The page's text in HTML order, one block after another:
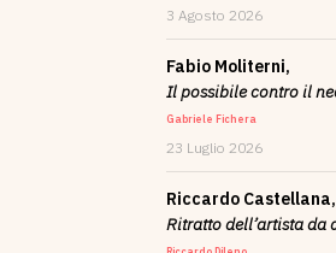
3 Agosto 2026
Fabio Moliterni,
Il possibile contro il
Gabriele Fichera
23 Luglio 2026
Riccardo Castellana,
Ritratto dell’artista da